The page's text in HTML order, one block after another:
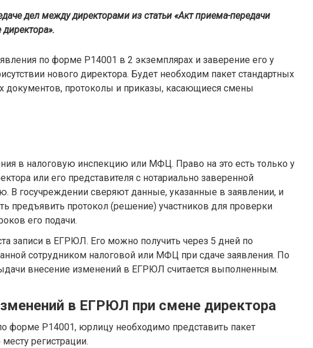
дел между директорами из статьи «Акт приема-передачи
по форме Р14001 в 2 экземплярах и заверение его у
нового директора. Будет необходим пакет стандартных
документов, протоколы и приказы, касающиеся смены
в налоговую инспекцию или МФЦ. Право на это есть только у
или его представителя с нотариально заверенной
В госучреждении сверяют данные, указанные в заявлении, и
предъявить протокол (решение) участников для проверки
его подачи.
записи в ЕГРЮЛ. Его можно получить через 5 дней по
сотрудником налоговой или МФЦ при сдаче заявления. По
внесение изменений в ЕГРЮЛ считается выполненным.
в ЕГРЮЛ при смене директора
форме Р14001, юрлицу необходимо представить пакет
регистрации.